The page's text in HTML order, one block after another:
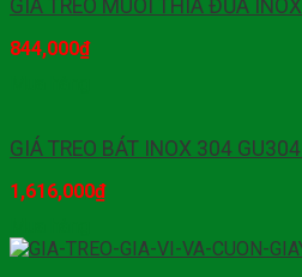
GIÁ TREO MUÔI THÌA ĐŨA
844,000₫
GIÁ TREO BÁT INOX 304
1,616,000₫